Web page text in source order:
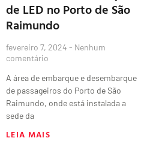
de LED no Porto de São
Raimundo
fevereiro 7, 2024 Nenhum
comentário
A área de embarque e desembarque
de passageiros do Porto de São
Raimundo, onde está instalada a
sede da
LEIA MAIS